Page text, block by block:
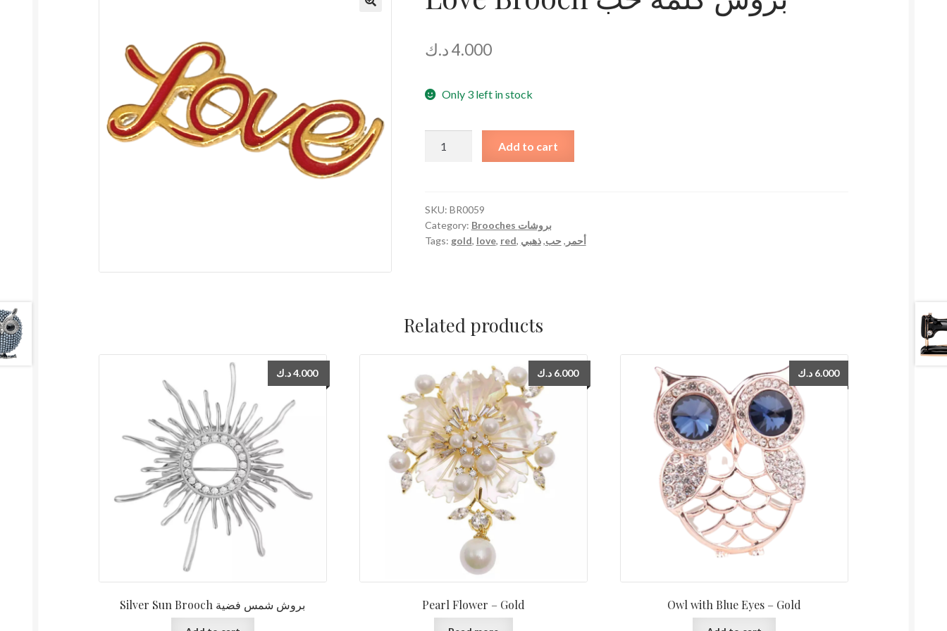
4.000د.ك
Only 3 left in stock
حب
quantity
Add to cart
SKU: BR0059
Category:
Brooches بروشات
Tags: gold, love, red, أحمر , حب,ذهبي
Related products
Silver Sun Brooch بروش شمس فضية
4.000د.ك
Pearl Flower – Gold
6.000 د.ك
Owl with Blue Eyes – Gold
6.000 د.ك